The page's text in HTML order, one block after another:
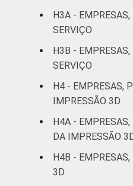
H3A - EMPRESAS,
SERVIÇO
H3B -
SERVIÇO
H4 - EMPRESAS,
IMPRESSÃO 3D
H4A -
DA IMPRESSÃO
H4B -
3D